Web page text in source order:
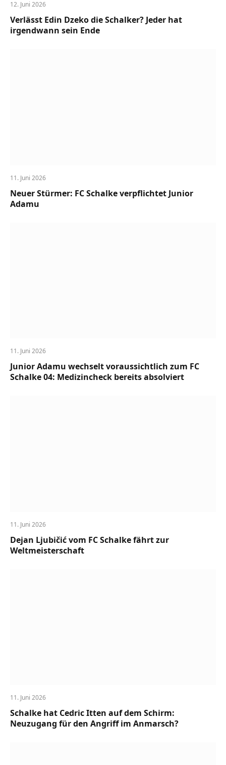
12. Juni 2026
Verlässt Edin Dzeko die Schalker? Jeder hat
irgendwann sein Ende
11. Juni 2026
Neuer Stürmer: FC Schalke verpflichtet Junior
Adamu
11. Juni 2026
Junior Adamu wechselt voraussichtlich zum FC
Schalke 04: Medizincheck bereits absolviert
11. Juni 2026
Dejan Ljubičić vom FC Schalke fährt zur
Weltmeisterschaft
11. Juni 2026
Schalke hat Cedric Itten auf dem Schirm:
Neuzugang für den Angriff im Anmarsch?